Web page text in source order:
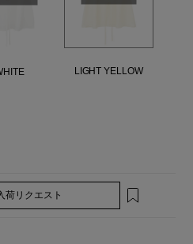
LIGHT YELLOW
荷リクエスト